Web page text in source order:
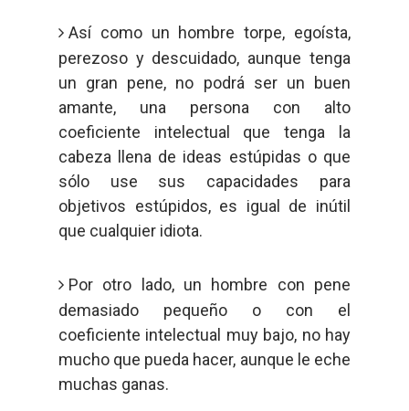
Así como un hombre torpe, egoísta,
perezoso y descuidado, aunque tenga
un gran pene, no podrá ser un buen
amante, una persona con alto
coeficiente intelectual que tenga la
cabeza llena de ideas estúpidas o que
sólo use sus capacidades para
objetivos estúpidos, es igual de inútil
que cualquier idiota.
Por otro lado, un hombre con pene
demasiado pequeño o con el
coeficiente intelectual muy bajo, no hay
mucho que pueda hacer, aunque le eche
muchas ganas.